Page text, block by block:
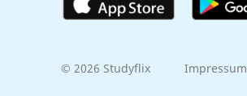
© 2026 Studyflix Impressum